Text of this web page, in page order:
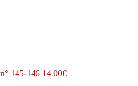
145-146 14.00€